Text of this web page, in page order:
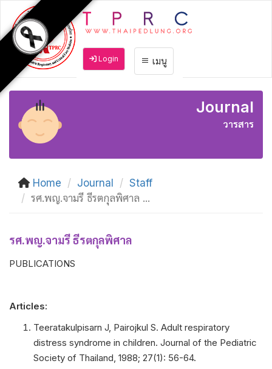
เมนู
Login
Journal
วารสาร
Home Journal
Staff
รศ.พญ.จามรี ธีรตกุลพิศาล ...
รศ.พญ.จามรี ธีรตกุลพิศาล
PUBLICATIONS
Articles:
Teeratakulpisarn J, Pairojkul S. Adult respiratory
distress syndrome in children. Journal of the Pediatric
Society of Thailand, 1988; 27(1): 56-64.